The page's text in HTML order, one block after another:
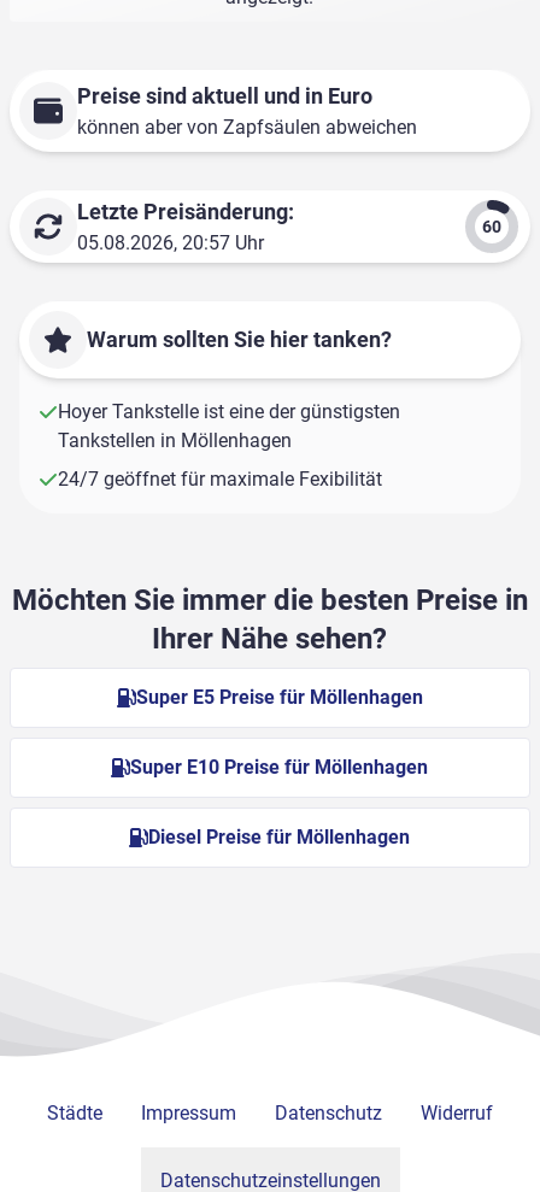
Preise sind aktuell und in Euro
können aber von Zapfsäulen abweichen
Letzte Preisänderung:
05.08.2026, 20:57 Uhr
Warum sollten Sie hier tanken?
Hoyer Tankstelle ist eine der günstigsten
Tankstellen in Möllenhagen
24/7 geöffnet für maximale Fexibilität
Möchten Sie immer die besten Preise in
Ihrer Nähe sehen?
Super E5 Preise für Möllenhagen
Super E10 Preise für Möllenhagen
Diesel Preise für Möllenhagen
Städte Impressum Datenschutz Widerruf
Datenschutzeinstellungen